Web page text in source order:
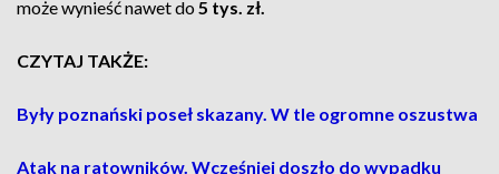
może wynieść nawet do 5 tys. zł.
CZYTAJ TAKŻE:
Były poznański poseł skazany. W tle ogromne oszustwa
Atak na ratowników. Wcześniej doszło do wypadku